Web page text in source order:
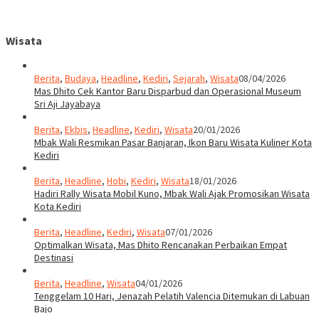
Wisata
Berita, Budaya, Headline, Kediri, Sejarah, Wisata08/04/2026
Mas Dhito Cek Kantor Baru Disparbud dan Operasional Museum
Sri Aji Jayabaya
Berita, Ekbis, Headline, Kediri, Wisata20/01/2026
Mbak Wali Resmikan Pasar Banjaran, Ikon Baru Wisata Kuliner Kota
Kediri
Berita, Headline, Hobi, Kediri, Wisata18/01/2026
Hadiri Rally Wisata Mobil Kuno, Mbak Wali Ajak Promosikan Wisata
Kota Kediri
Berita, Headline, Kediri, Wisata07/01/2026
Optimalkan Wisata, Mas Dhito Rencanakan Perbaikan Empat
Destinasi
Berita, Headline, Wisata04/01/2026
Tenggelam 10 Hari, Jenazah Pelatih Valencia Ditemukan di Labuan
Bajo